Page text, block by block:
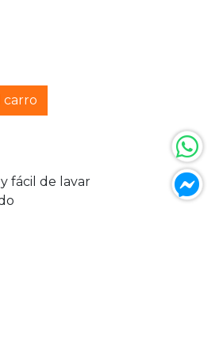
carro
fácil de lavar